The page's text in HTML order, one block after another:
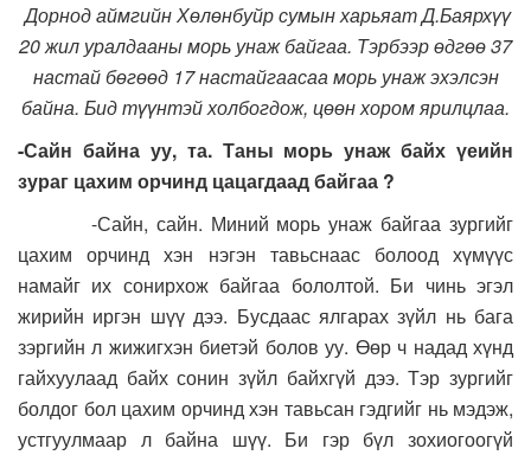
Дорнод аймгийн Хөлөнбуйр сумын харьяат Д.Баярхүү
20 жил уралдааны морь унаж байгаа. Тэрбээр өдгөө 37
настай бөгөөд 17 настайгаасаа морь унаж эхэлсэн
байна. Бид түүнтэй холбогдож, цөөн хором ярилцлаа.
-Сайн байна уу, та. Таны морь унаж байх үеийн
зураг цахим орчинд цацагдаад байгаа ?
-Сайн, сайн. Миний морь унаж байгаа зургийг
цахим орчинд хэн нэгэн тавьснаас болоод хүмүүс
намайг их сонирхож байгаа бололтой. Би чинь эгэл
жирийн иргэн шүү дээ. Бусдаас ялгарах зүйл нь бага
зэргийн л жижигхэн биетэй болов уу. Өөр ч надад хүнд
гайхуулаад байх сонин зүйл байхгүй дээ. Тэр зургийг
болдог бол цахим орчинд хэн тавьсан гэдгийг нь мэдэж,
устгуулмаар л байна шүү. Би гэр бүл зохиогоогүй